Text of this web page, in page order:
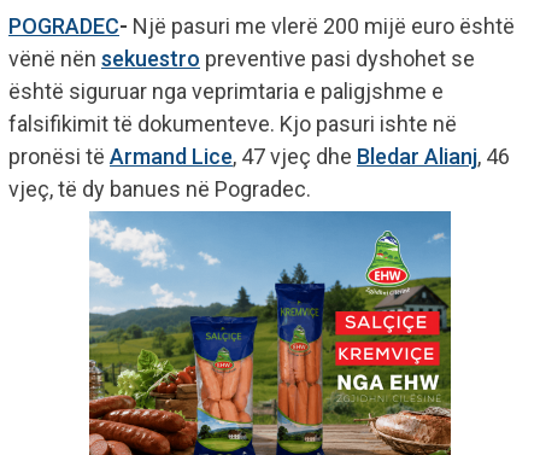
POGRADEC- Një pasuri me vlerë 200 mijë euro është
vënë nën sekuestro preventive pasi dyshohet se
është siguruar nga veprimtaria e paligjshme e
falsifikimit të dokumenteve. Kjo pasuri ishte në
pronësi të Armand Lice, 47 vjeç dhe Bledar Alianj, 46
vjeç, të dy banues në Pogradec.